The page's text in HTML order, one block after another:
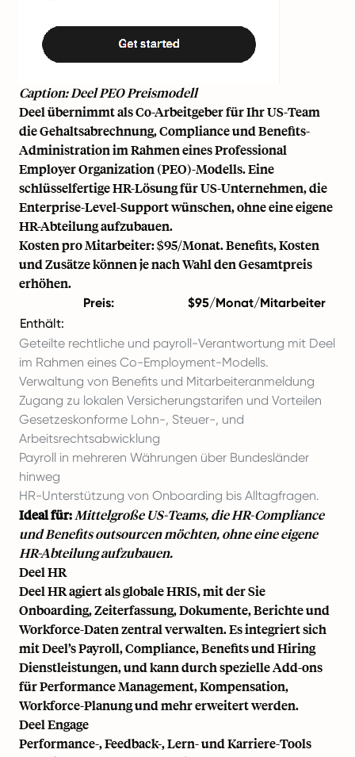
Caption: Deel PEO Preismodell
Deel übernimmt als Co-Arbeitgeber für Ihr US-Team
die Gehaltsabrechnung, Compliance und Benefits-
Administration im Rahmen eines Professional
Employer Organization (PEO)-Modells. Eine
schlüsselfertige HR-Lösung für US-Unternehmen, die
Enterprise-Level-Support wünschen, ohne eine eigene
HR-Abteilung aufzubauen.
Kosten pro Mitarbeiter: $95/Monat. Benefits, Kosten
und Zusätze können je nach Wahl den Gesamtpreis
erhöhen.
Preis:
$95/Monat/Mitarbeiter
Enthält:
Geteilte rechtliche und payroll-Verantwortung mit Deel
im Rahmen eines Co-Employment-Modells.
Verwaltung von Benefits und Mitarbeiteranmeldung
Zugang zu lokalen Versicherungstarifen und Vorteilen
Gesetzeskonforme Lohn-, Steuer-, und
Arbeitsrechtsabwicklung
Payroll in mehreren Währungen über Bundesländer
hinweg
HR-Unterstützung von Onboarding bis Alltagfragen.
Ideal für:Mittelgroße US-Teams, die HR-Compliance
und Benefits outsourcen möchten, ohne eine eigene
HR-Abteilung aufzubauen.
Deel HR
Deel HR agiert als globale HRIS, mit der Sie
Onboarding, Zeiterfassung, Dokumente, Berichte und
Workforce-Daten zentral verwalten. Es integriert sich
mit Deel’s Payroll, Compliance, Benefits und Hiring
Dienstleistungen, und kann durch spezielle Add-ons
für Performance Management, Kompensation,
Workforce-Planung und mehr erweitert werden.
Deel Engage
Performance-, Feedback-, Lern- und Karriere-Tools